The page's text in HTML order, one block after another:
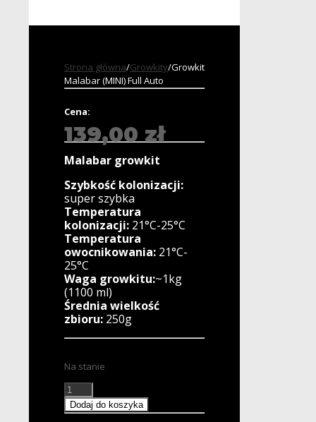
Strona główna/Growkity/Growkit
Malabar (MINI) Full Auto
Cena:
139,00zł
Malabar growkit
Szybkość kolonizacji:
super szybka
Temperatura
kolonizacji: 21°C-25°C
Temperatura
owocnikowania: 21°C-
25°C
Waga growkitu:~1kg
(1100 ml)
Średnia wielkość
zbioru: 250g
Na stanie
ilość
Growkit
Malabar
Dodaj do koszyka